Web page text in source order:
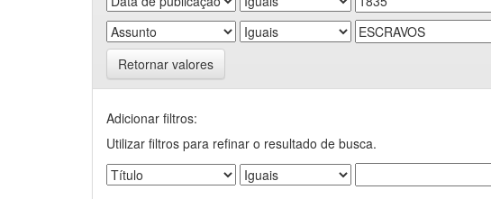
Retornar valores
Adicionar filtros:
Utilizar filtros para refinar o resultado de busca.